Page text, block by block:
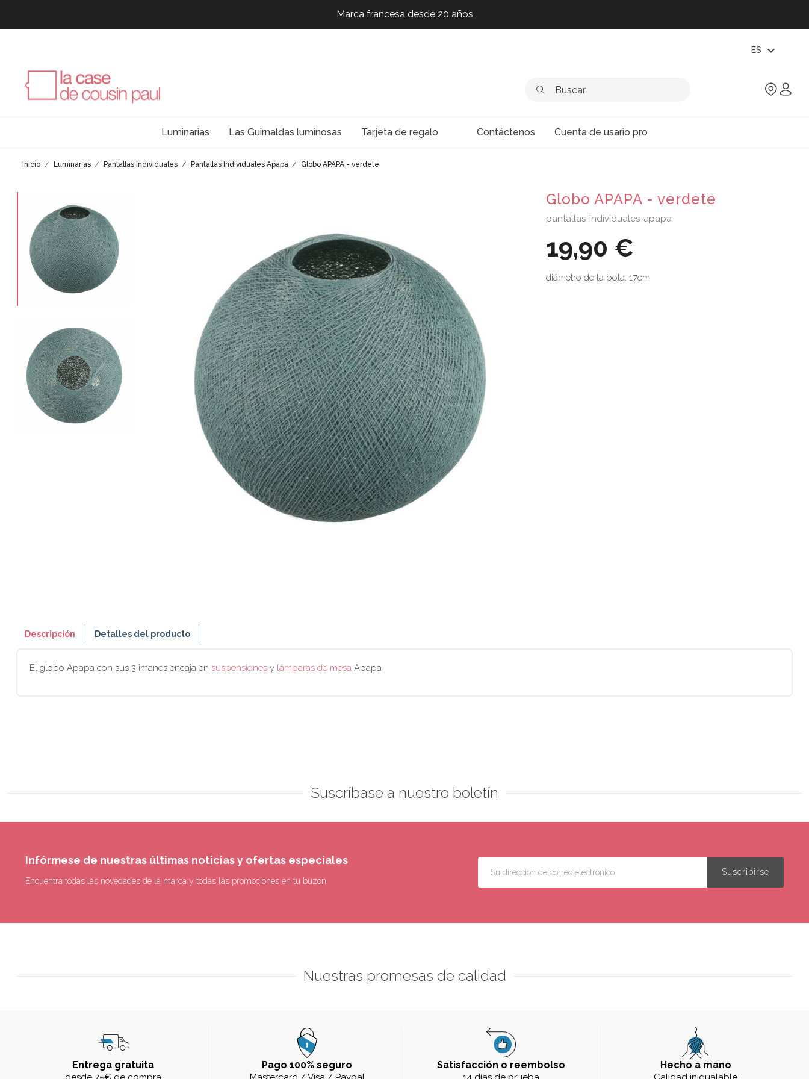
Marca francesa desde 20 años
Marca francesa desde 20 años
ES expand_more
Luminarias Las Guirnaldas luminosas Tarjeta de regalo Contáctenos Cuenta de usario pro
Inicio Luminarias Pantallas Individuales Pantallas Individuales Apapa Globo APAPA - verdete
Globo APAPA - verdete
pantallas-individuales-apapa
19,90 €
diámetro de la bola: 17cm
Descripción Detalles del producto
El globo Apapa con sus 3 imanes encaja en suspensiones y lámparas de mesa Apapa
Suscríbase a nuestro boletín
Infórmese de nuestras últimas noticias y ofertas especiales
Encuentra todas las novedades de la marca y todas las promociones en tu buzón.
Nuestras promesas de calidad
Entrega gratuita Pago 100% seguro Satisfacción o reembolso Hecho a mano